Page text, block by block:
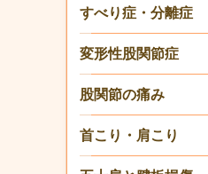
すべり症・分離症
変形性股関節症
股関節の痛み
首こり・肩こり